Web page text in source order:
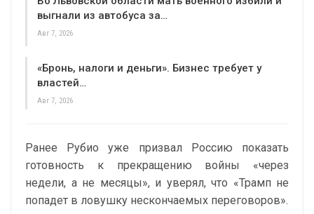
выгнали из автобуса за…
Авг 7, 2026
«Бронь, налоги и деньги». Бизнес требует у
властей…
Авг 7, 2026
Ранее Рубио уже призвал Россию показать
готовность к прекращению войны «через
недели, а не месяцы», и уверял, что «Трамп не
попадет в ловушку нескончаемых переговоров».